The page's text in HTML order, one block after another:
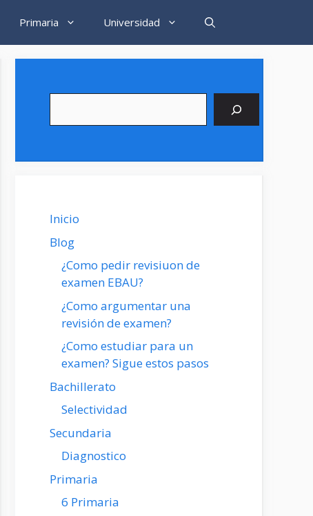
Primaria Universidad
Inicio
Blog
¿Como pedir revisiuon de
examen EBAU?
¿Como argumentar una
revisión de examen?
¿Como estudiar para un
examen? Sigue estos pasos
Bachillerato
Selectividad
Secundaria
Diagnostico
Primaria
6 Primaria